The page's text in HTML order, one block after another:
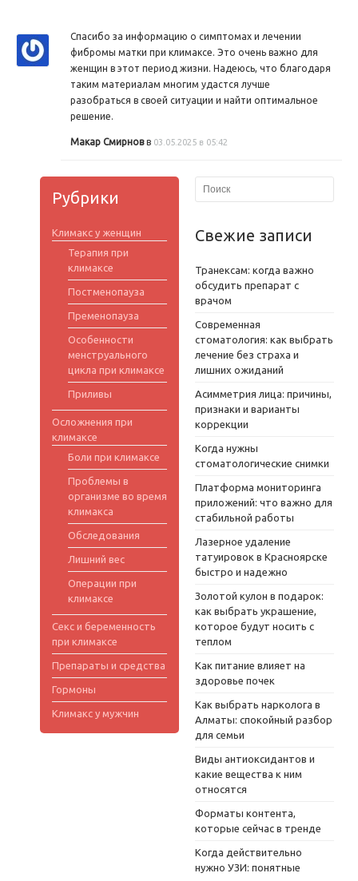
Спасибо за информацию о симптомах и лечении
фибромы матки при климаксе. Это очень важно для
женщин в этот период жизни. Надеюсь, что благодаря
таким материалам многим удастся лучше
разобраться в своей ситуации и найти оптимальное
решение.
Макар Смирновв 03.05.2025 в 05:42
Рубрики
Климакс у женщин
Терапия при
климаксе
Постменопауза
Пременопауза
Особенности
менструального
цикла при климаксе
Приливы
Осложнения при
климаксе
Боли при климаксе
Проблемы в
организме во время
климакса
Обследования
Лишний вес
Операции при
климаксе
Секс и беременность
при климаксе
Препараты и средства
Гормоны
Климакс у мужчин
Свежие записи
Транексам: когда важно
обсудить препарат с
врачом
Современная
стоматология: как выбрать
лечение без страха и
лишних ожиданий
Асимметрия лица: причины,
признаки и варианты
коррекции
Когда нужны
стоматологические снимки
Платформа мониторинга
приложений: что важно для
стабильной работы
Лазерное удаление
татуировок в Красноярске
быстро и надежно
Золотой кулон в подарок:
как выбрать украшение,
которое будут носить с
теплом
Как питание влияет на
здоровье почек
Как выбрать нарколога в
Алматы: спокойный разбор
для семьи
Виды антиоксидантов и
какие вещества к ним
относятся
Форматы контента,
которые сейчас в тренде
Когда действительно
нужно УЗИ: понятные